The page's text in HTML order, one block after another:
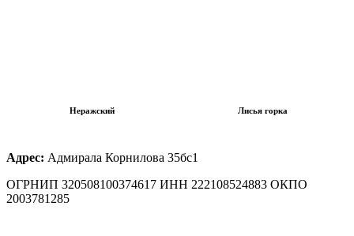
Неражский Лисья горка
Адрес: Адмирала Корнилова 35бс1
ОГРНИП 320508100374617 ИНН 222108524883 ОКПО
2003781285